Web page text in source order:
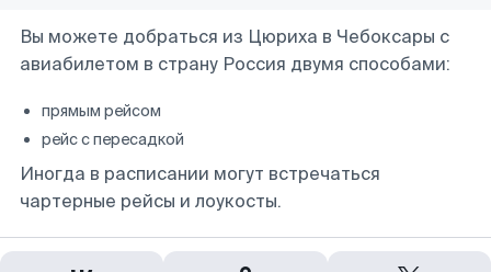
Вы можете добраться из Цюриха в Чебоксары с
авиабилетом в страну Россия двумя способами:
прямым рейсом
рейс с пересадкой
Иногда в расписании могут встречаться
чартерные рейсы и лоукосты.